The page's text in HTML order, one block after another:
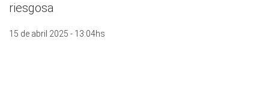
riesgosa
15 de abril 2025 - 13:04hs